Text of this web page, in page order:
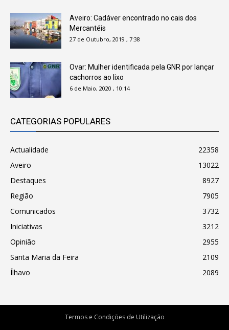
Aveiro: Cadáver encontrado no cais dos
Mercantéis
27 de Outubro, 2019 , 7:38
Ovar: Mulher identificada pela GNR por lançar
cachorros ao lixo
6 de Maio, 2020 , 10:14
CATEGORIAS POPULARES
Actualidade
22358
Aveiro
13022
Destaques
8927
Região
7905
Comunicados
3732
Iniciativas
3212
Opinião
2955
Santa Maria da Feira
2109
Ílhavo
2089
Termos e Condições de Utilização